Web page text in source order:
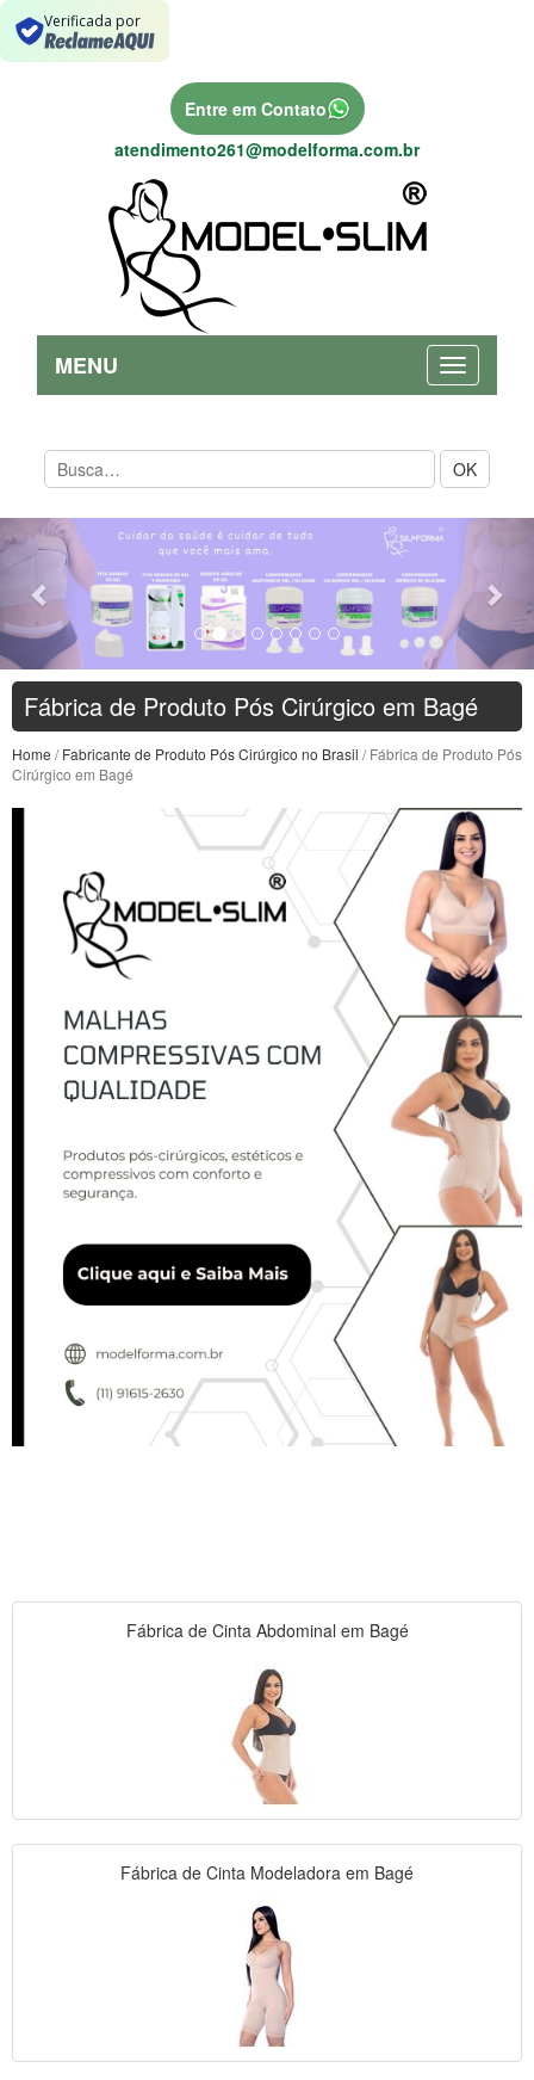
Verificada por
Entre em Contato
atendimento261@modelforma.com.br
MENU
OK
Previous
Fábrica de Produto Pós Cirúrgico em Bagé
Home /Fabricante de Produto Pós Cirúrgico no Brasil / Fábrica de Produto Pós
Cirúrgico em Bagé
Fábrica de Cinta Abdominal em Bagé
Fábrica de Cinta Modeladora em Bagé